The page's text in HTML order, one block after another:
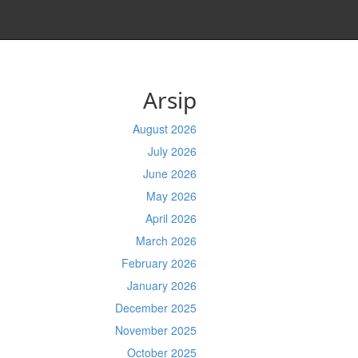
Arsip
August 2026
July 2026
June 2026
May 2026
April 2026
March 2026
February 2026
January 2026
December 2025
November 2025
October 2025